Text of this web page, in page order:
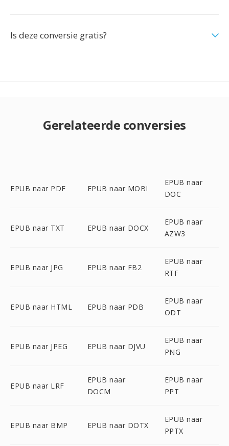
Is deze conversie gratis?
Gerelateerde conversies
EPUB naar PDF EPUB naar MOBI
EPUB naar
DOC
EPUB naar TXT EPUB naar DOCX
EPUB naar
AZW3
EPUB naar JPG EPUB naar FB2
EPUB naar
RTF
EPUB naar HTML EPUB naar PDB
EPUB naar
ODT
EPUB naar JPEG EPUB naar DJVU
EPUB naar
PNG
EPUB naar LRF
EPUB naar
DOCM
EPUB naar
PPT
EPUB naar BMP EPUB naar DOTX
EPUB naar
PPTX